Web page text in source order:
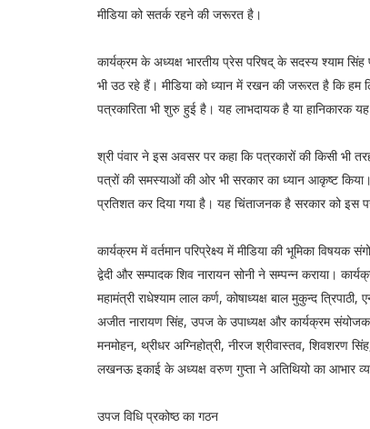
मीडिया को सतर्क रहने की जरूरत है।
कार्यक्रम के अध्यक्ष भारतीय प्रेस परिषद् के सदस्य श्याम
भी उठ रहे हैं। मीडिया को ध्यान में रखन की जरूरत है कि
पत्रकारिता भी शुरु हुई है। यह लाभदायक है या हानिकारक यह
श्री पंवार ने इस अवसर पर कहा कि पत्रकारों की किसी भी
पत्रों की समस्याओं की ओर भी सरकार का ध्यान आकृष्ट
प्रतिशत कर दिया गया है। यह चिंताजनक है सरकार को इस
कार्यक्रम में वर्तमान परिप्रेक्ष्य में मीडिया की भूमिका
द्वेदी और सम्पादक शिव नारायन सोनी ने सम्पन्न कराया।
महामंत्री राधेश्याम लाल कर्ण, कोषाध्यक्ष बाल मुकुन्द
अजीत नारायण सिंह, उपज के उपाध्यक्ष और कार्यक्रम संयोजक
मनमोहन, थ्रीधर अग्निहोत्री, नीरज श्रीवास्तव, शिवशरण
लखनऊ इकाई के अध्यक्ष वरुण गुप्ता ने अतिथियो का आभार
उपज विधि प्रकोष्ठ का गठन